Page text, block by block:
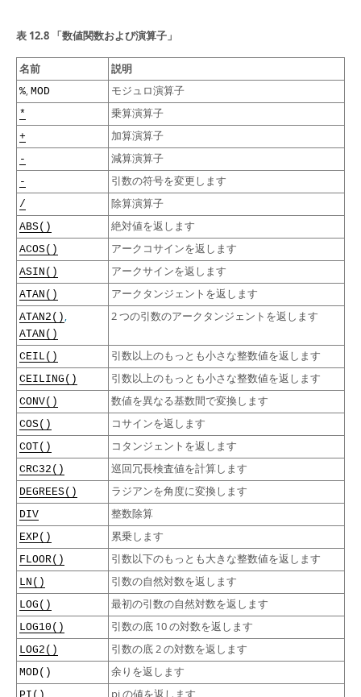
Downloads
Developer Zone
表 12.8 「数値関数および演算子」
名前 説明
%, MOD モジュロ演算子
* 乗算演算子
+ 加算演算子
- 減算演算子
- 引数の符号を変更します
/ 除算演算子
ABS() 絶対値を返します
ACOS() アークコサインを返します
ASIN() アークサインを返します
ATAN() アークタンジェントを返します
ATAN2() ,
ATAN()
2 つの引数のアークタンジェントを返します
CEIL() 引数以上のもっとも小さな整数値を返します
CEILING() 引数以上のもっとも小さな整数値を返します
CONV() 数値を異なる基数間で変換します
COS() コサインを返します
COT() コタンジェントを返します
CRC32() 巡回冗長検査値を計算します
DEGREES() ラジアンを角度に変換します
DIV 整数除算
EXP() 累乗します
FLOOR() 引数以下のもっとも大きな整数値を返します
LN() 引数の自然対数を返します
LOG() 最初の引数の自然対数を返します
LOG10() 引数の底 10 の対数を返します
LOG2() 引数の底 2 の対数を返します
MOD() 余りを返します
pi の値を返します